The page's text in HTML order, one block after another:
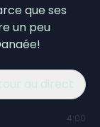
que ses
un peu
au direct
4:00